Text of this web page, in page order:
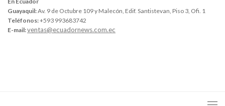
Guayaquil:Av. 9 de Octubre 109 y Malecón, Edif. Santistevan, Piso 3, Ofi. 1
Teléfonos:+593 993683742
E-mail:ventas@ecuadornews.com.ec